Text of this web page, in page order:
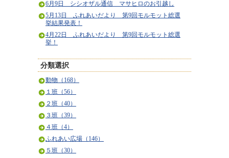
6月9日 シシオザル通信 マサヒロのお引越し
5月13日 ふれあいだより 第9回モルモット総選
挙結果発表！
4月22日 ふれあいだより 第9回モルモット総選
挙！
分類選択
動物（168）
１班（56）
２班（40）
３班（39）
４班（4）
ふれあい広場（146）
５班（30）